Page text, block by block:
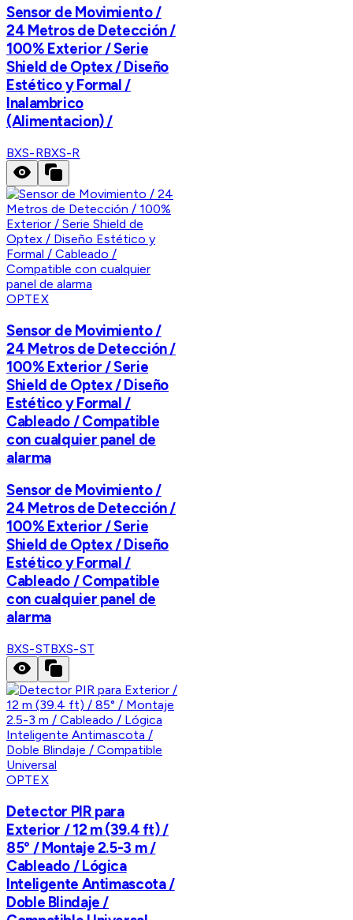
Sensor de Movimiento /
24 Metros de Detección /
100% Exterior / Serie
Shield de Optex / Diseño
Estético y Formal /
Inalambrico
(Alimentacion) /
BXS-RBXS-R
OPTEX
Sensor de Movimiento /
24 Metros de Detección /
100% Exterior / Serie
Shield de Optex / Diseño
Estético y Formal /
Cableado / Compatible
con cualquier panel de
alarma
Sensor de Movimiento /
24 Metros de Detección /
100% Exterior / Serie
Shield de Optex / Diseño
Estético y Formal /
Cableado / Compatible
con cualquier panel de
alarma
BXS-STBXS-ST
OPTEX
Detector PIR para
Exterior / 12 m (39.4 ft) /
85° / Montaje 2.5-3 m /
Cableado / Lógica
Inteligente Antimascota /
Doble Blindaje /